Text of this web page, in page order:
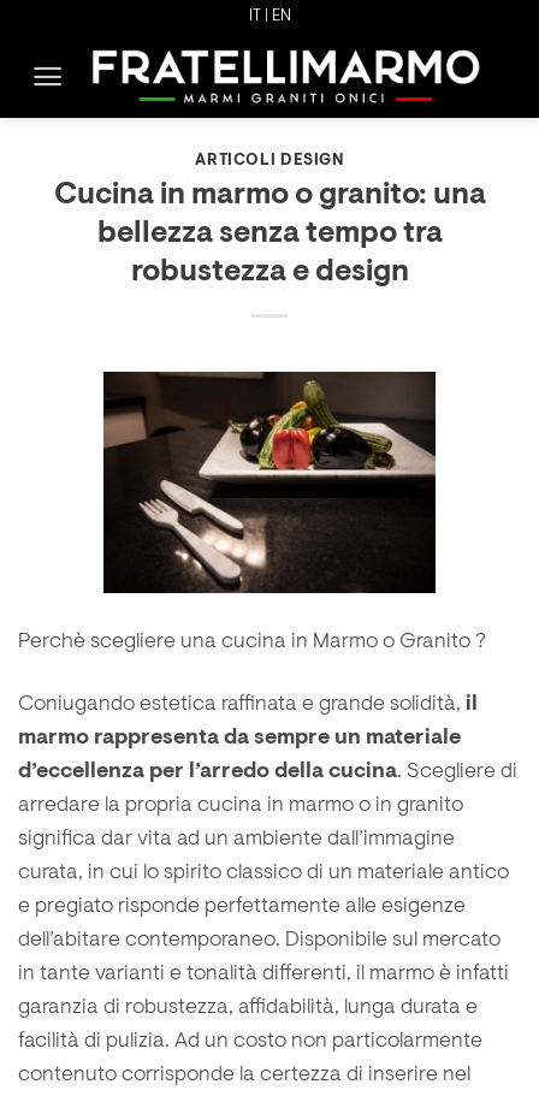
content
IT | EN
ARTICOLI DESIGN
Cucina in marmo o granito: una
bellezza senza tempo tra
robustezza e design
Perchè scegliere una cucina in Marmo o Granito ?
Coniugando estetica raffinata e grande solidità, il
marmo rappresenta da sempre un materiale
d’eccellenza per l’arredo della cucina. Scegliere di
arredare la propria cucina in marmo o in granito
significa dar vita ad un ambiente dall’immagine
curata, in cui lo spirito classico di un materiale antico
e pregiato risponde perfettamente alle esigenze
dell’abitare contemporaneo. Disponibile sul mercato
in tante varianti e tonalità differenti, il marmo è infatti
garanzia di robustezza, affidabilità, lunga durata e
facilità di pulizia. Ad un costo non particolarmente
contenuto corrisponde la certezza di inserire nel